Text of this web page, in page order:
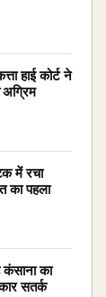
हाई कोर्ट ने
अग्रिम
में रचा
का पहला
कंसाना का
सतर्क